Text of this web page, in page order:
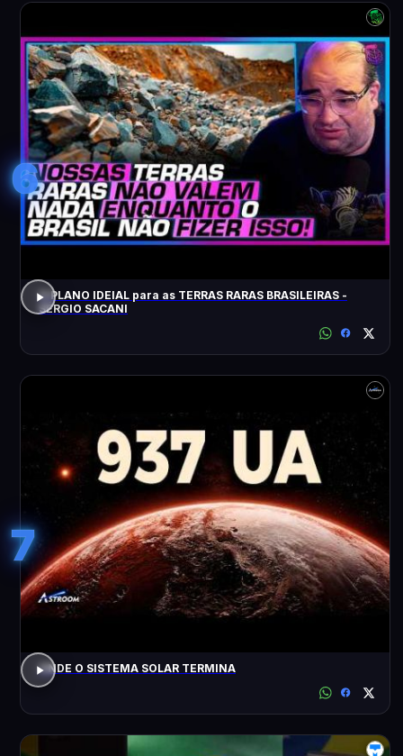
6
O PLANO IDEIAL para as TERRAS RARAS BRASILEIRAS -
SÉRGIO SACANI
7
ONDE O SISTEMA SOLAR TERMINA